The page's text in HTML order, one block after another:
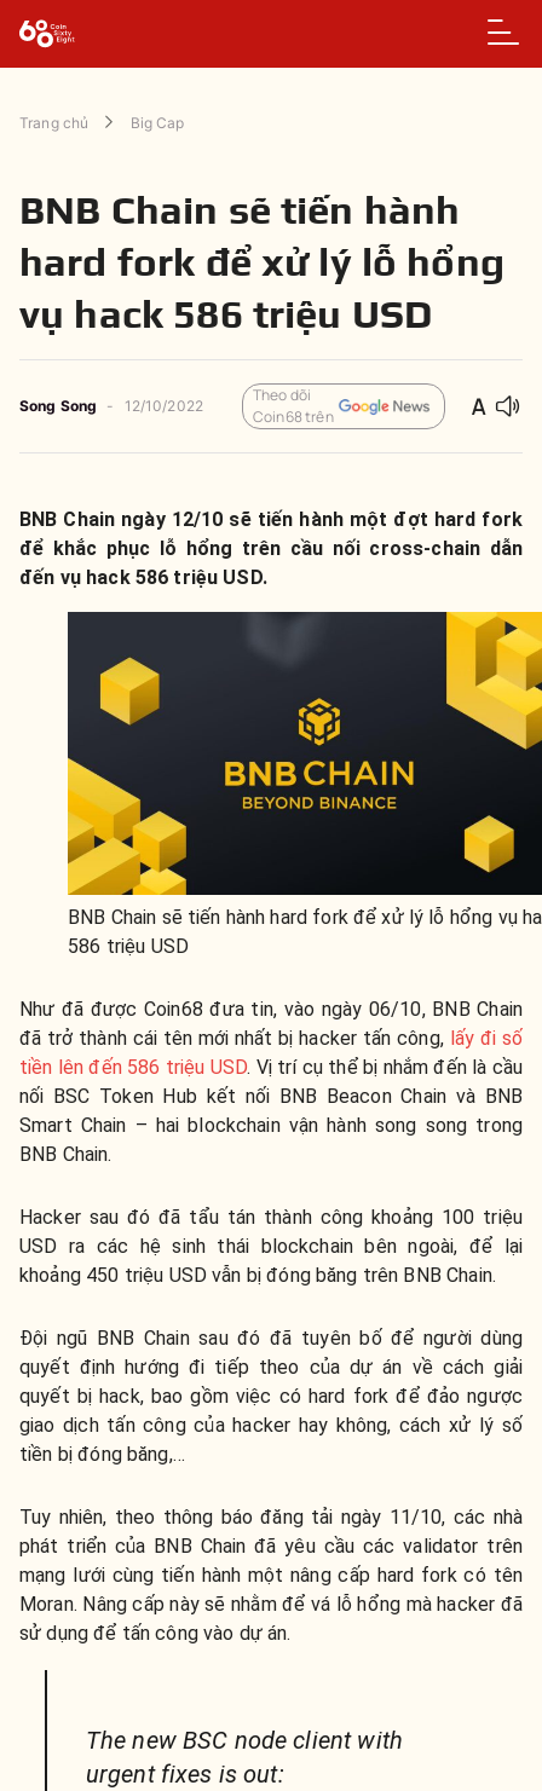
Trang chủ Big Cap
BNB Chain sẽ tiến hành
hard fork để xử lý lỗ hổng
vụ hack 586 triệu USD
Song Song - 12/10/2022
Theo dõi
Coin68 trên
BNB Chain ngày 12/10 sẽ tiến hành một đợt hard fork
để khắc phục lỗ hổng trên cầu nối cross-chain dẫn
đến vụ hack 586 triệu USD.
BNB Chain sẽ tiến hành hard fork để xử lý lỗ hổng vụ
586 triệu USD
Như đã được Coin68 đưa tin, vào ngày 06/10, BNB Chain
đã trở thành cái tên mới nhất bị hacker tấn công, lấy đi số
tiền lên đến 586 triệu USD. Vị trí cụ thể bị nhắm đến là cầu
nối BSC Token Hub kết nối BNB Beacon Chain và BNB
Smart Chain – hai blockchain vận hành song song trong
BNB Chain.
Hacker sau đó đã tẩu tán thành công khoảng 100 triệu
USD ra các hệ sinh thái blockchain bên ngoài, để lại
khoảng 450 triệu USD vẫn bị đóng băng trên BNB Chain.
Đội ngũ BNB Chain sau đó đã tuyên bố để người dùng
quyết định hướng đi tiếp theo của dự án về cách giải
quyết bị hack, bao gồm việc có hard fork để đảo ngược
giao dịch tấn công của hacker hay không, cách xử lý số
tiền bị đóng băng,…
Tuy nhiên, theo thông báo đăng tải ngày 11/10, các nhà
phát triển của BNB Chain đã yêu cầu các validator trên
mạng lưới cùng tiến hành một nâng cấp hard fork có tên
Moran. Nâng cấp này sẽ nhằm để vá lỗ hổng mà hacker đã
sử dụng để tấn công vào dự án.
The new BSC node client with
urgent fixes is out: